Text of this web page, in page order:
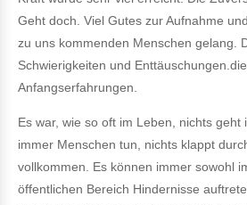
Geht doch. Viel Gutes zur Aufnahme
zu uns kommenden Menschen gelang.
Schwierigkeiten und
Anfangserfahrungen.
Es war, wie so oft im Leben, nichts geht
immer Menschen tun, nichts klappt
vollkommen. Es können immer sowohl
öffentlichen Bereich Hindernisse